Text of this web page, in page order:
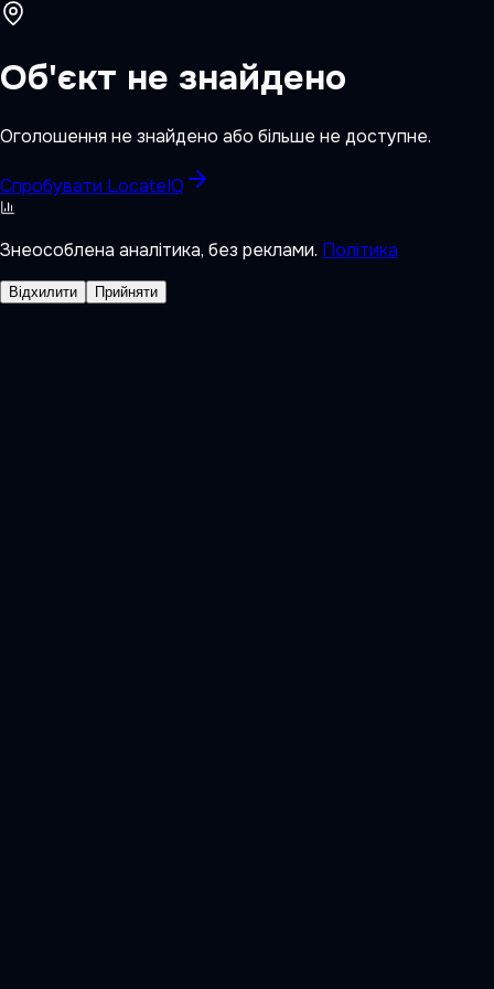
Об'єкт не знайдено
Оголошення не знайдено або більше не доступне.
Спробувати LocateIQ
Знеособлена аналітика, без реклами. Політика
Відхилити Прийняти